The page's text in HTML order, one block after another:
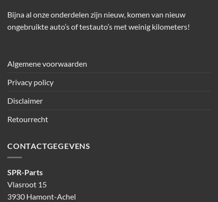
Bijna al onze onderdelen zijn nieuw, komen van nieuw
ongebruikte auto’s of testauto’s met weinig kilometers!
Algemene voorwaarden
Privacy policy
Disclaimer
Retourrecht
CONTACTGEGEVENS
SPR-Parts
Vlasroot 15
3930 Hamont-Achel